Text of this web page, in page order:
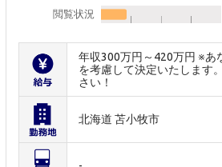
閲覧状況
年収300万円～420万円 ※あ
を考慮して決定いたします
さい！
北海道 苫小牧市